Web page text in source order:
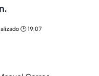
🕑 19:07